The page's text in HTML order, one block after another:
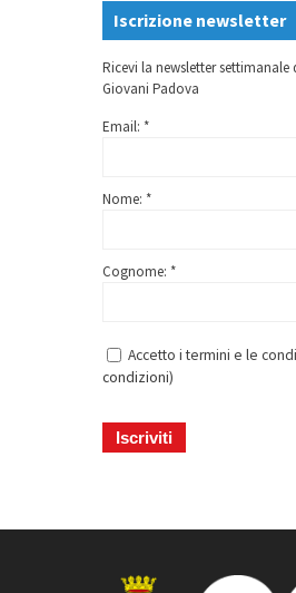
Iscrizione newsletter
Ricevi la newsletter settimanale
Giovani Padova
Email: *
Nome: *
Cognome: *
Accetto i termini e le
condizioni)